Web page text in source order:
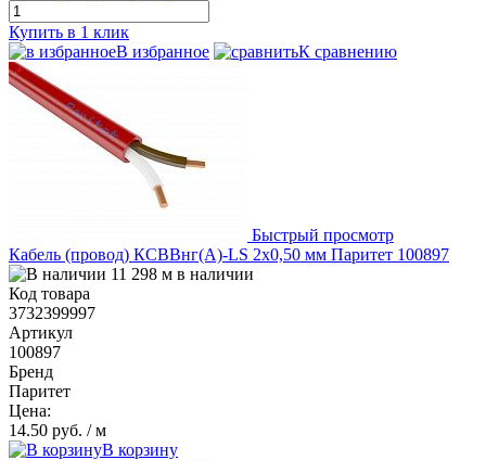
Купить в 1 клик
В избранное
К сравнению
Быстрый просмотр
Кабель (провод) КСВВнг(А)-LS 2х0,50 мм Паритет 100897
11 298 м в наличии
Код товара
3732399997
Артикул
100897
Бренд
Паритет
Цена:
14.50 руб. / м
В корзину